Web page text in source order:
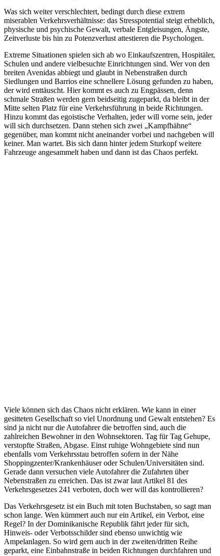
Was sich weiter verschlechtert, bedingt durch diese extrem
miserablen Verkehrsverhältnisse: das Stresspotential steigt erheblich,
physische und psychische Gewalt, verbale Entgleisungen, Ängste,
Zeitverluste bis hin zu Potenzverlust attestieren die Psychologen.
Extreme Situationen spielen sich ab wo Einkaufszentren, Hospitäler,
Schulen und andere vielbesuchte Einrichtungen sind. Wer von den
breiten Avenidas abbiegt und glaubt in Nebenstraßen durch
Siedlungen und Barrios eine schnellere Lösung gefunden zu haben,
der wird enttäuscht. Hier kommt es auch zu Engpässen, denn
schmale Straßen werden gern beidseitig zugeparkt, da bleibt in der
Mitte selten Platz für eine Verkehrsführung in beide Richtungen.
Hinzu kommt das egoistische Verhalten, jeder will vorne sein, jeder
will sich durchsetzen. Dann stehen sich zwei „Kampfhähne“
gegenüber, man kommt nicht aneinander vorbei und nachgeben will
keiner. Man wartet. Bis sich dann hinter jedem Sturkopf weitere
Fahrzeuge angesammelt haben und dann ist das Chaos perfekt.
Viele können sich das Chaos nicht erklären. Wie kann in einer
gesitteten Gesellschaft so viel Unordnung und Gewalt entstehen? Es
sind ja nicht nur die Autofahrer die betroffen sind, auch die
zahlreichen Bewohner in den Wohnsektoren. Tag für Tag Gehupe,
verstopfte Straßen, Abgase. Einst ruhige Wohngebiete sind nun
ebenfalls vom Verkehrsstau betroffen sofern in der Nähe
Shoppingzenter/Krankenhäuser oder Schulen/Universitäten sind.
Gerade dann versuchen viele Autofahrer die Zufahrten über
Nebenstraßen zu erreichen. Das ist zwar laut Artikel 81 des
Verkehrsgesetzes 241 verboten, doch wer will das kontrollieren?
Das Verkehrsgesetz ist ein Buch mit toten Buchstaben, so sagt man
schon lange. Wen kümmert auch nur ein Artikel, ein Verbot, eine
Regel? In der Dominikanische Republik fährt jeder für sich,
Hinweis- oder Verbotsschilder sind ebenso unwichtig wie
Ampelanlagen. So wird gern auch in der zweiten/dritten Reihe
geparkt, eine Einbahnstraße in beiden Richtungen durchfahren und